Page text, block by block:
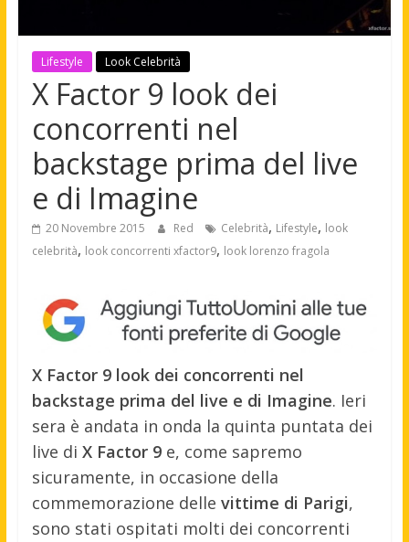
Lifestyle Look Celebrità
X Factor 9 look dei
concorrenti nel
backstage prima del live
e di Imagine
20 Novembre 2015 Red Celebrità, Lifestyle, look
celebrità, look concorrenti xfactor9, look lorenzo fragola
X Factor 9 look dei concorrenti nel
backstage prima del live e di Imagine. Ieri
sera è andata in onda la quinta puntata dei
live di X Factor 9e, come sapremo
sicuramente, in occasione della
commemorazione delle vittime di Parigi,
sono stati ospitati molti dei concorrenti